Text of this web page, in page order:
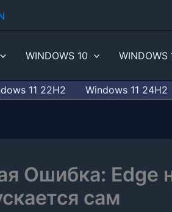
WINDOWS 10 WINDOWS
11 22H2 Windows 11 24H2
Ошибка: Edge
сам